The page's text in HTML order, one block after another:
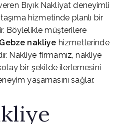
Bıyık Nakliyat deneyimli
hizmetinde planlı bir
Böylelikle müşterilere
Gebze nakliye hizmetlerinde
Nakliye firmamız, nakliye
bir şekilde ilerlemesini
yaşamasını sağlar.